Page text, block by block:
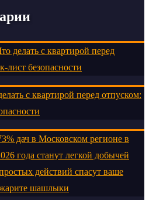
делать с квартирой перед
лист безопасности
с квартирой перед отпуском:
дач в Московском регионе в
года станут легкой добычей
действий спасут ваше
шашлыки